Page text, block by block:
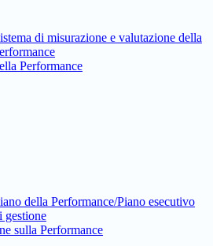
di misurazione e valutazione della
Performance
della Performance/Piano esecutivo
gestione
sulla Performance